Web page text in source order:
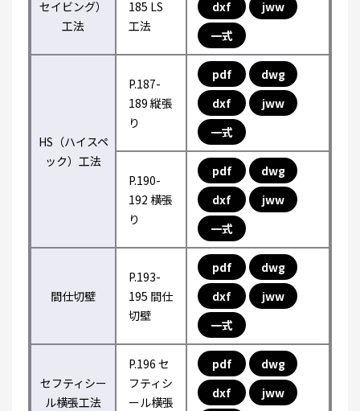
セイビング）
工法
185 LS
工法
dxf
jww
一式
HS（ハイスペ
ック）工法
P.187-
189 縦張
り
pdf
dwg
dxf
jww
一式
P.190-
192 横張
り
pdf
dwg
dxf
jww
一式
間仕切壁
P.193-
195 間仕
切壁
pdf
dwg
dxf
jww
一式
セフティシー
ル横張工法
P.196 セ
フティシ
ール横張
pdf
dwg
dxf
jww